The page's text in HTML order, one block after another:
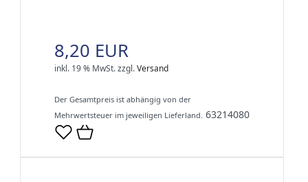
8,20 EUR
inkl. 19 % MwSt.zzgl.Versand
Der Gesamtpreis ist abhängig von der
Mehrwertsteuer im jeweiligen Lieferland. 63214080